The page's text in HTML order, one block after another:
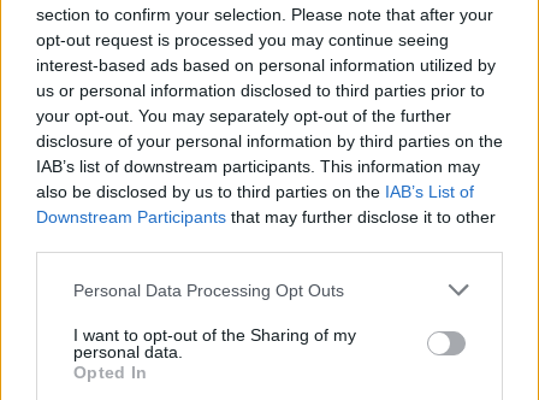
section to confirm your selection. Please note that after your
opt-out request is processed you may continue seeing
interest-based ads based on personal information utilized by
us or personal information disclosed to third parties prior to
your opt-out. You may separately opt-out of the further
disclosure of your personal information by third parties on the
IAB’s list of downstream participants. This information may
also be disclosed by us to third parties on the IAB’s List of
Downstream Participants that may further disclose it to other
Please note that this website/app uses one or more Google
not limited to your visit or usage behaviour. You may click to
grant or deny consent to Google and its third-party tags to
use your data for below specified purposes in below Google
Personal Data Processing Opt Outs
I want to opt-out of the Sharing of my
personal data.
Opted In
#KÜLFÖLD AUTÓVERSENY
AUTÓBALESET #SÉRÜLTEK # ESZÉK
#HORVÁTORSZÁG